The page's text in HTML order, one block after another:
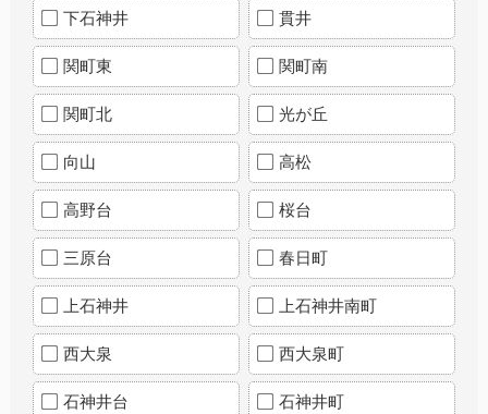
下石神井 貫井
関町東 関町南
関町北 光が丘
向山 高松
高野台 桜台
三原台 春日町
上石神井 上石神井南町
西大泉 西大泉町
石神井台 石神井町